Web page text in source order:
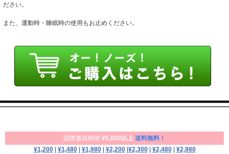
ださい。
また、運動時・睡眠時の使用もお止めください。
国際書留郵便 ¥5,000以上 送料無料！
¥1,200| ¥1,480| ¥1,980| ¥2,200|¥2,300| ¥2,480| ¥2,980